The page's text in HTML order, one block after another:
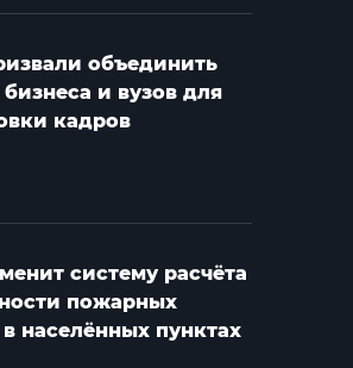
объединить
и вузов для
кадров
систему расчёта
пожарных
населённых пунктах